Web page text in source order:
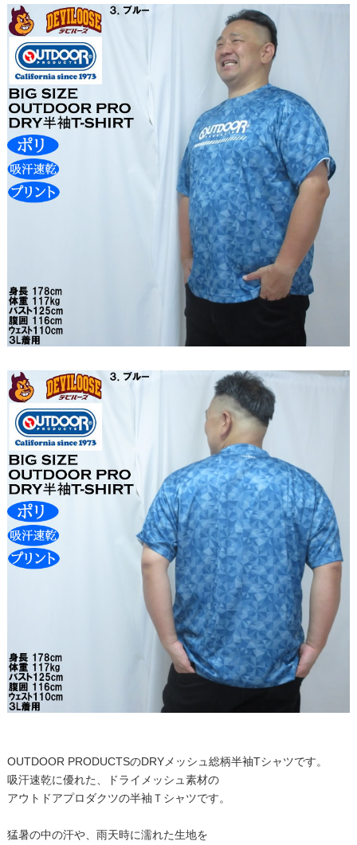
OUTDOOR PRODUCTSのDRYメッシュ総柄半袖Tシャツです。
吸汗速乾に優れた、ドライメッシュ素材の
アウトドアプロダクツの半袖Ｔシャツです。
猛暑の中の汗や、雨天時に濡れた生地を